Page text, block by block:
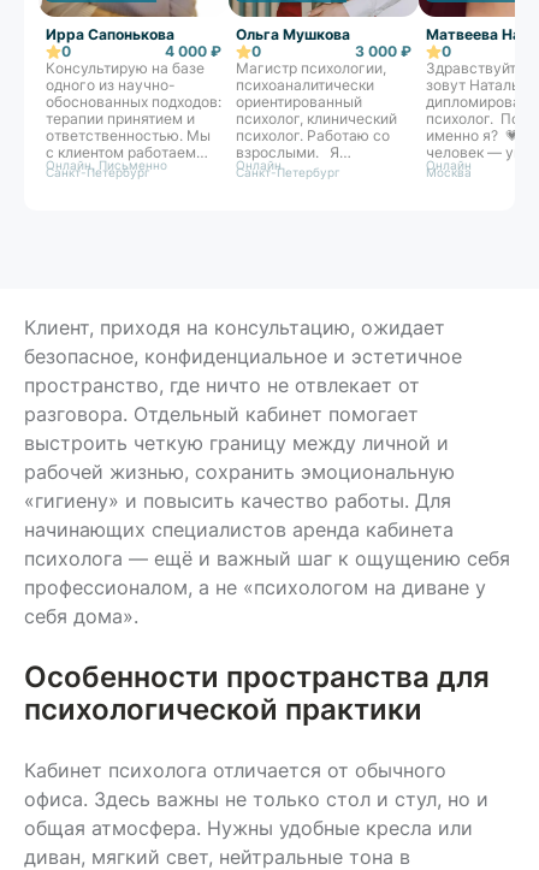
Ирра Сапонькова
0
4 000 ₽
Консультирую на базе
одного из научно-
обоснованных подходов:
терапии принятием и
ответственностью. Мы
с клиентом работаем
как команда над
навыки под запрос
человека, которые
возможно унести с
собой в жизнь. Если
ситуация позволяет,
предпочитаю
интервенции с быстрым
эффектом.
Онлайн, Письменно
Санкт-Петербург
Ольга Мушкова
0
3 000 ₽
Магистр психологии,
психоаналитически
ориентированный
психолог, клинический
психолог. Работаю со
взрослыми. Я
предлагаю вам
Онлайн
Санкт-Петербург
Матвеева
0
Здравствуйте,
зовут Наталья.
психолог.
именно я?
человек —
поэтому
глубина, опора
и на живой
человеком. Это
Онлайн
Москва
Клиент, приходя на консультацию, ожидает
безопасное, конфиденциальное и эстетичное
пространство, где ничто не отвлекает от
разговора. Отдельный кабинет помогает
выстроить четкую границу между личной и
рабочей жизнью, сохранить эмоциональную
«гигиену» и повысить качество работы. Для
начинающих специалистов аренда кабинета
психолога — ещё и важный шаг к ощущению себя
профессионалом, а не «психологом на диване у
себя дома».
Особенности пространства для
психологической практики
Кабинет психолога отличается от обычного
офиса. Здесь важны не только стол и стул, но и
общая атмосфера. Нужны удобные кресла или
диван, мягкий свет, нейтральные тона в